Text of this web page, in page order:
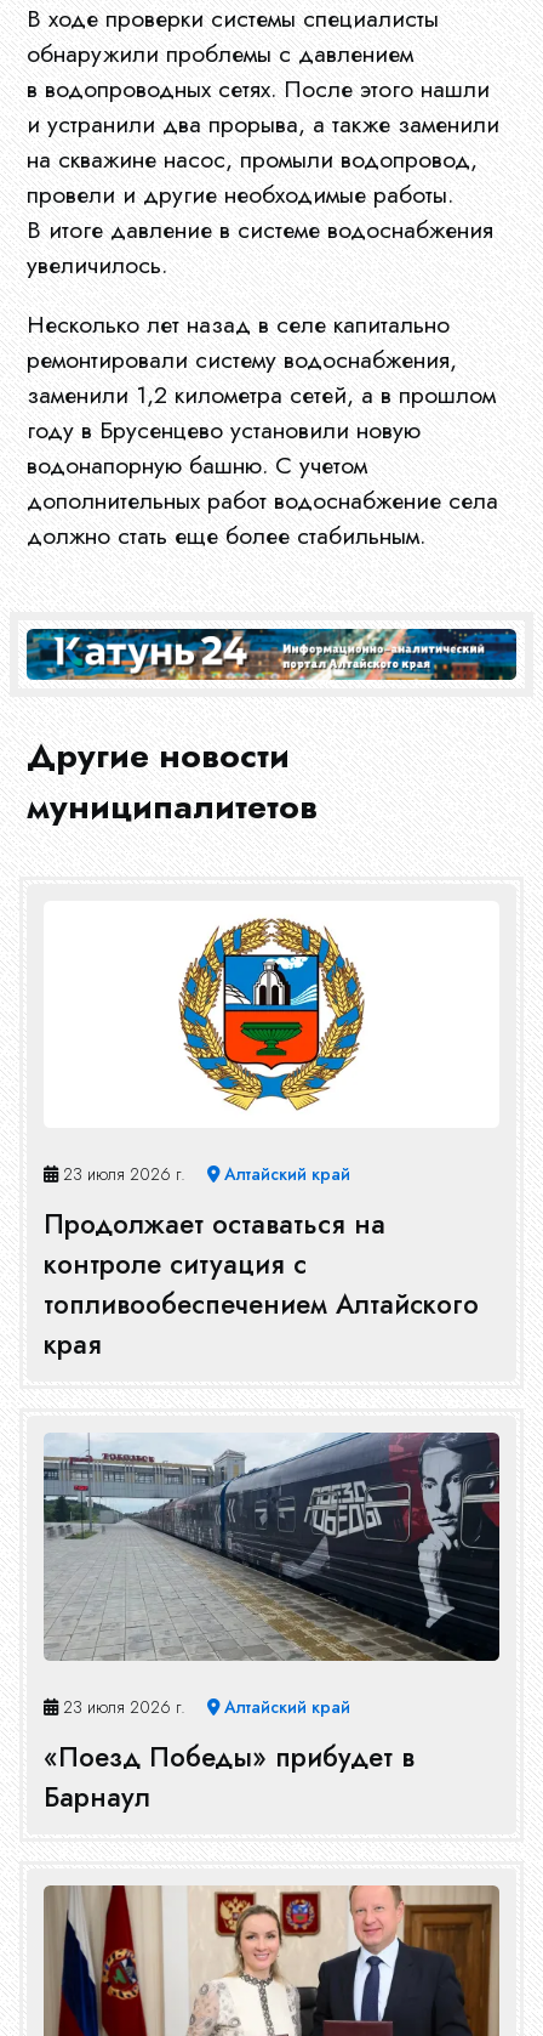
Главная
О
нас
Ограны
МСУ
Документы
Эфир
Журнал
В ходе проверки системы специалисты
обнаружили проблемы с давлением
в водопроводных сетях. После этого нашли
и устранили два прорыва, а также заменили
на скважине насос, промыли водопровод,
провели и другие необходимые работы.
В итоге давление в системе водоснабжения
увеличилось.
Несколько лет назад в селе капитально
ремонтировали систему водоснабжения,
заменили 1,2 километра сетей, а в прошлом
году в Брусенцево установили новую
водонапорную башню. С учетом
дополнительных работ водоснабжение села
должно стать еще более стабильным.
Другие новости
муниципалитетов
23 июля 2026 г. Алтайский край
Продолжает оставаться на
контроле ситуация с
топливообеспечением Алтайского
края
23 июля 2026 г. Алтайский край
«Поезд Победы» прибудет в
Барнаул